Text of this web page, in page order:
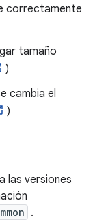
correctamente
tamaño
)
cambia el
)
las versiones
.